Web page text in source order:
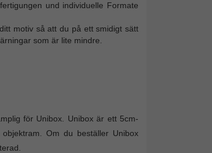
und individuelle Formate
motiv så att du på ett smidigt sätt
som är lite mindre.
för Unibox. Unibox är ett 5cm-
Om du beställer Unibox